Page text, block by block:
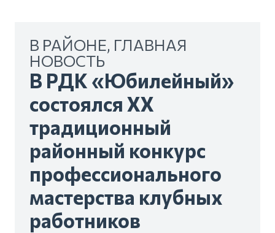
В РАЙОНЕ, ГЛАВНАЯ
НОВОСТЬ
В РДК «Юбилейный»
состоялся XX
традиционный
районный конкурс
профессионального
мастерства клубных
работников